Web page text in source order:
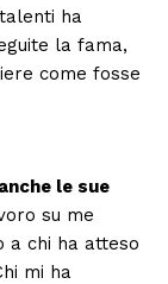
ha
la fama,
come fosse
le sue
su me
a chi ha atteso
mi ha